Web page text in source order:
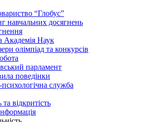
“Глобус”
навчальних досягнень
Академія Наук
олімпіад та конкурсів
парламент
поведінки
служба
відкритість